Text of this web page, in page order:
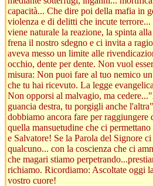
capacità... Che dire poi della mafia in
violenza e di delitti che incute
viene naturale la reazione, la spinta
frena il nostro sdegno e ci invita a
aveva messo un limite alle
occhio, dente per dente. Non vuol
misura: Non puoi fare al tuo nemico
che tu hai ricevuto. La legge
Non opporsi al malvagio, ma
guancia destra, tu porgigli anche
dobbiamo ancora fare per
quella mansuetudine che ci
e Salvatore! Se la Parola del Signore
qualcuno... con la coscienza che ci
che magari stiamo
richiamo. Ricordiamo: Ascoltate oggi
vostro cuore!